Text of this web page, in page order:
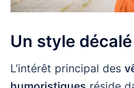
Un style
L’intérêt principal des